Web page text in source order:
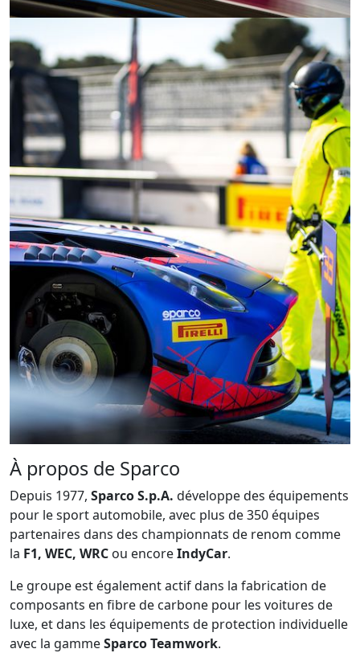
À propos de Sparco
Depuis 1977, Sparco S.p.A. développe des équipements
pour le sport automobile, avec plus de 350 équipes
partenaires dans des championnats de renom comme
la F1, WEC, WRC ou encoreIndyCar.
Le groupe est également actif dans la fabrication de
composants en fibre de carbone pour les voitures de
luxe, et dans les équipements de protection individuelle
avec la gammeSparco Teamwork.